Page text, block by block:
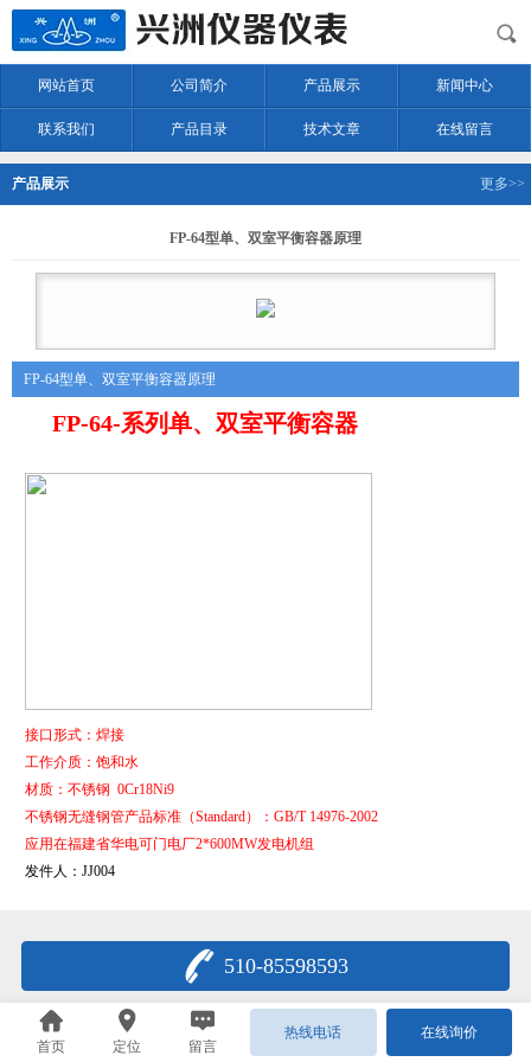
网站首页 公司简介 产品展示 新闻中心
联系我们 产品目录 技术文章 在线留言
产品展示 更多>>
FP-64型单、双室平衡容器原理
FP-64型单、双室平衡容器原理
FP-64-系列单、双室平衡容器
接口形式：焊接
工作介质：饱和水
材质：不锈钢 0Cr18Ni9
不锈钢无缝钢管产品标准（Standard）： GB/T 14976-2002
应用在福建省华电可门电厂2*600MW发电机组
发件人：JJ004
510-85598593
首页 定位 留言
热线电话 在线询价